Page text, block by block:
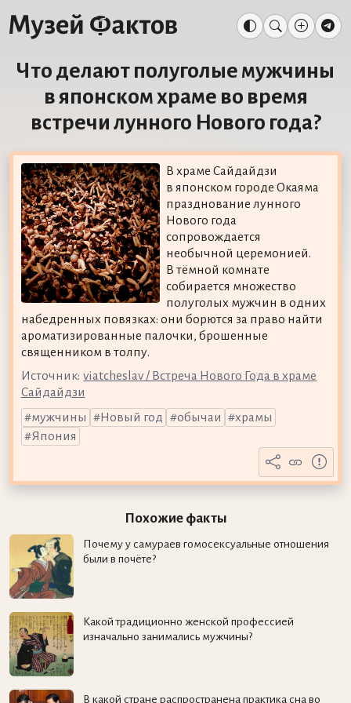
Что делают полуголые мужчины
в японском храме во время
встречи лунного Нового года?
В храме Сайдайдзи
в японском городе Окаяма
празднование лунного
Нового года
сопровождается
необычной церемонией.
В тёмной комнате
собирается множество
полуголых мужчин в одних
набедренных повязках: они борются за право найти
ароматизированные палочки, брошенные
священником в толпу.
Источник: viatcheslav / Встреча Нового Года в храме
Сайдайдзи
мужчины
Новый год обычаи
храмы
Япония
Похожие факты
Почему у самураев гомосексуальные отношения
были в почёте?
Какой традиционно женской профессией
изначально занимались мужчины?
В какой стране распространена практика сна во